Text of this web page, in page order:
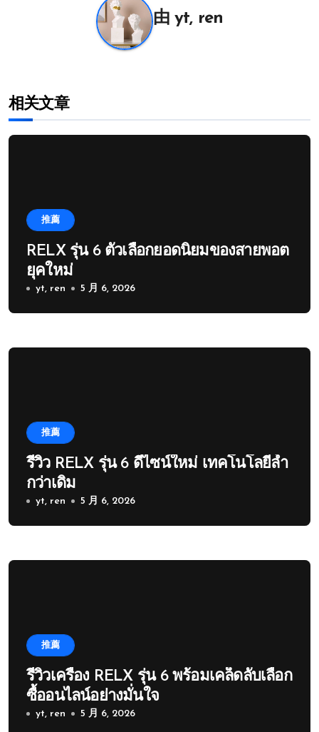
由yt, ren
相关文章
推薦
RELX รุ่น 6 ตัวเลือกยอดนิยมของสายพอต
ยุคใหม่
yt, ren 5 月 6, 2026
推薦
รีวิว RELX รุ่น 6 ดีไซน์ใหม่ เทคโนโลยีล้ำ
กว่าเดิม
yt, ren 5 月 6, 2026
推薦
รีวิวเครื่อง RELX รุ่น 6 พร้อมเคล็ดลับเลือก
ซื้ออนไลน์อย่างมั่นใจ
yt, ren 5 月 6, 2026